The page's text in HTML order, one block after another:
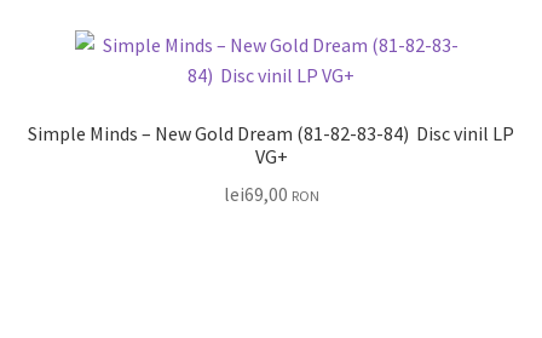
Simple Minds ‎– New Gold Dream (81-82-83-84) Disc vinil LP
VG+
lei69,00 RON